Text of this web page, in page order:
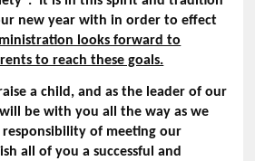
new year with in order to effect
looks forward to
to reach these goals.
a child, and as the leader of our
be with you all the way as we
of meeting our
all of you a successful and